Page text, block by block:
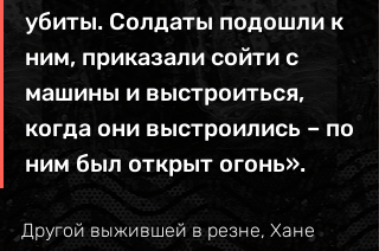
убиты. Солдаты подошли к
ним, приказали сойти с
машины и выстроиться,
когда они выстроились – по
ним был открыт огонь».
Другой выжившей в резне, Хане